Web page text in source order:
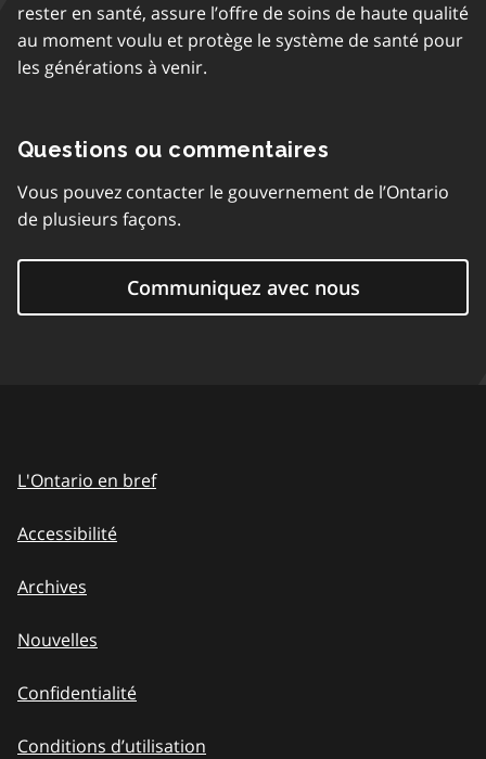
rester en santé, assure l’offre de soins de haute qualité
au moment voulu et protège le système de santé pour
les générations à venir.
Questions ou commentaires
Vous pouvez contacter le gouvernement de l’Ontario
de plusieurs façons.
Communiquez avec nous
L'Ontario en bref
Accessibilité
Archives
Nouvelles
Confidentialité
Conditions d’utilisation